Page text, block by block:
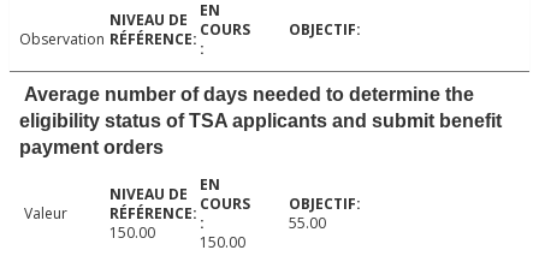
Observation
Average number of days needed to determine the
eligibility status of TSA applicants and submit benefit
payment orders
Valeur
150.00
150.00
55.00